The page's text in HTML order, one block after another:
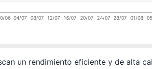
06 04/07 08/07 12/07 16/07 20/07 24/07 28/07 01/08
un rendimiento eficiente y de alta